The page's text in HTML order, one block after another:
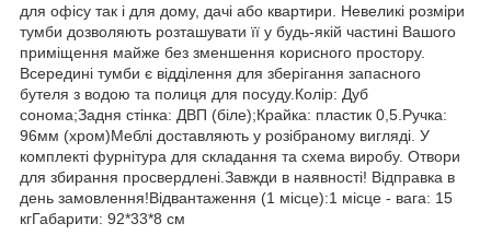
для офісу так і для дому, дачі або квартири. Невеликі розміри
тумби дозволяють розташувати її у будь-якій частині Вашого
приміщення майже без зменшення корисного простору.
Всередині тумби є відділення для зберігання запасного
бутеля з водою та полиця для посуду.Колір: Дуб
сонома;Задня стінка: ДВП (біле);Крайка: пластик 0,5.Ручка:
96мм (хром)Меблі доставляють у розібраному вигляді. У
комплекті фурнітура для складання та схема виробу. Отвори
для збирання просвердлені.Завжди в наявності! Відправка в
день замовлення!Відвантаження (1 місце):1 місце - вага: 15
кгГабарити: 92*33*8 см